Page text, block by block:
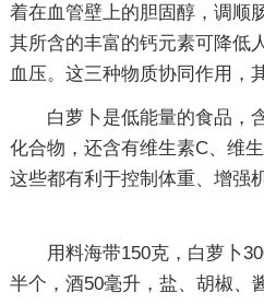
着在血管壁上的胆固醇，调顺
其所含的丰富的钙元素可降低
血压。这三种物质协同作用，
白萝卜是低能量的食品，
化合物，还含有维生素C、维
这些都有利于控制体重、增强
用料海带150克，白萝卜
半个，酒50毫升，盐、胡椒、